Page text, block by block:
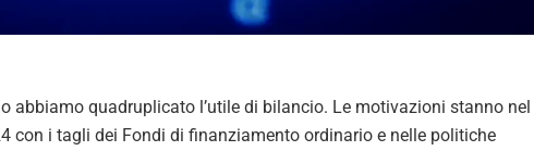
V
d
abbiamo quadruplicato l’utile di bilancio. Le motivazioni stanno nel
con i tagli dei Fondi di finanziamento ordinario e nelle politiche